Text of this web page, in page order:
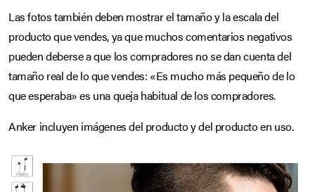
Las fotos también deben mostrar el tamaño y la escala del
producto que vendes, ya que muchos comentarios negativos
pueden deberse a que los compradores no se dan cuenta del
tamaño real de lo que vendes: «Es mucho más pequeño de lo
que esperaba» es una queja habitual de los compradores.
Anker incluyen imágenes del producto y del producto en uso.